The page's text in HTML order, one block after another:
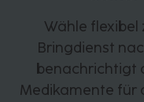
Wähle
Bringdienst
benachrichtigt
Medikamente für